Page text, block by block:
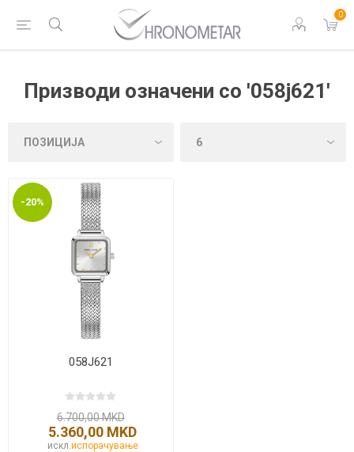
0
Призводи означени со '058j621'
-20%
058J621
6.700,00 MKD
5.360,00 MKD
искл. испорачување